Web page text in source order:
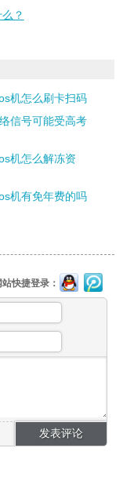
？
机怎么刷卡扫码
信号可能受高考
机怎么解冻资
机有免年费的吗
快捷登录：